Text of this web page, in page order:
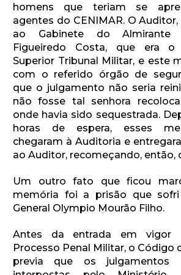
homens que teriam se
agentes do CENIMAR. O
ao Gabinete do Almirante
Figueiredo Costa, que era o
Superior Tribunal Militar, e este
com o referido órgão de
que o julgamento não seria
não fosse tal senhora
onde havia sido sequestrada.
horas de espera, esses
chegaram à Auditoria e
ao Auditor, recomeçando, então,
Um outro fato que ficou
memória foi a prisão que
General Olympio Mourão Filho.
Antes da entrada em vigor
Processo Penal Militar, o Código
previa que os julgamentos